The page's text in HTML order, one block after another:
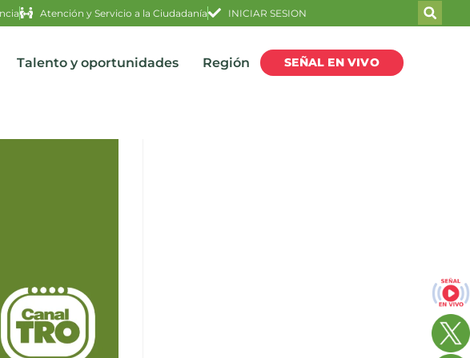
Atención y Servicio a la Ciudadanía INICIAR SESION
Talento y oportunidades Región SEÑAL EN VIVO